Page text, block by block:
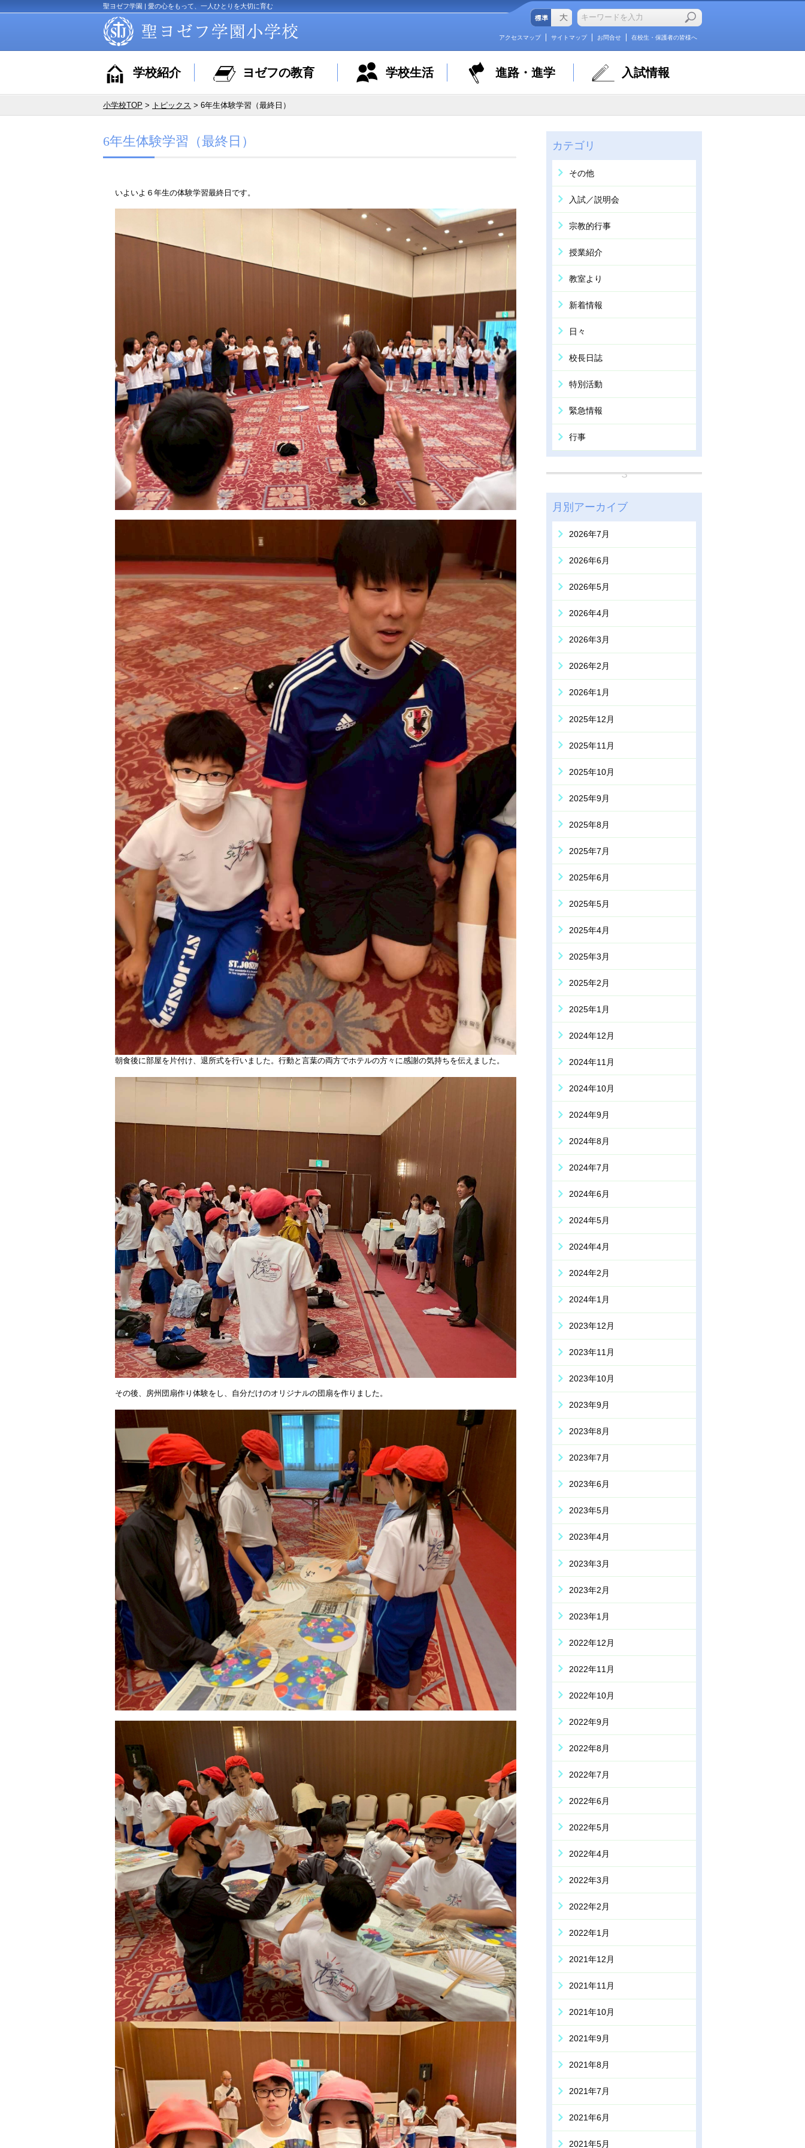
聖ヨゼフ学園 | 愛の心をもって、一人ひとりを大切に育む
アクセスマップ サイトマップ お問合せ 在校生・保護者の皆様へ
学校紹介 ヨゼフの教育 学校生活 進路・進学 入試情報
小学校TOP > トピックス > 6年生体験学習（最終日）
6年生体験学習（最終日）
いよいよ６年生の体験学習最終日です。
朝食後に部屋を片付け、退所式を行いました。行動と言葉の両方でホテルの方々に感謝の気持ちを伝えました。
その後、房州団扇作り体験をし、自分だけのオリジナルの団扇を作りました。
カテゴリ
その他
入試／説明会
宗教的行事
授業紹介
教室より
新着情報
日々
校長日誌
特別活動
緊急情報
行事
月別アーカイブ
2026年7月
2026年6月
2026年5月
2026年4月
2026年3月
2026年2月
2026年1月
2025年12月
2025年11月
2025年10月
2025年9月
2025年8月
2025年7月
2025年6月
2025年5月
2025年4月
2025年3月
2025年2月
2025年1月
2024年12月
2024年11月
2024年10月
2024年9月
2024年8月
2024年7月
2024年6月
2024年5月
2024年4月
2024年2月
2024年1月
2023年12月
2023年11月
2023年10月
2023年9月
2023年8月
2023年7月
2023年6月
2023年5月
2023年4月
2023年3月
2023年2月
2023年1月
2022年12月
2022年11月
2022年10月
2022年9月
2022年8月
2022年7月
2022年6月
2022年5月
2022年4月
2022年3月
2022年2月
2022年1月
2021年12月
2021年11月
2021年10月
2021年9月
2021年8月
2021年7月
2021年6月
2021年5月